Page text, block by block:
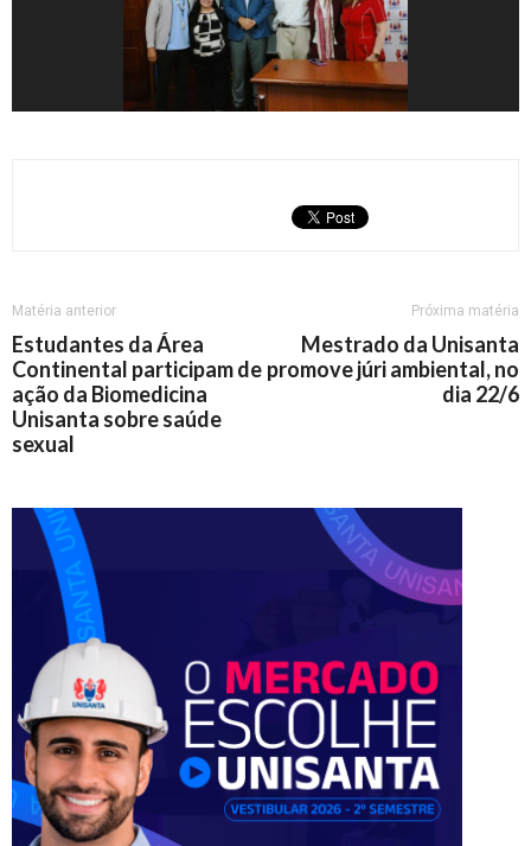
Matéria anterior
Estudantes da Área
Continental participam de
ação da Biomedicina
Unisanta sobre saúde
sexual
Próxima matéria
Mestrado da Unisanta
promove júri ambiental, no
dia 22/6